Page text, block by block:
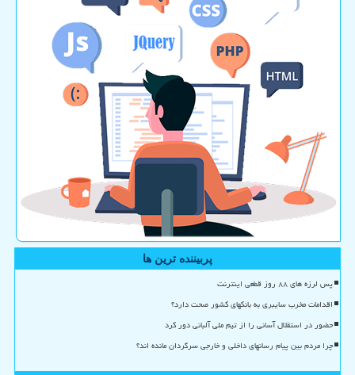
پربیننده ترین ها
پس لرزه های ۸۸ روز قطعی اینترنت
اقدامات مخرب سایبری به بانکهای کشور صحت دارد؟
حضور در استقلال آسانی را از تیم ملی آلبانی دور کرد
چرا مردم بین پیام رسانهای داخلی و خارجی سرگردان مانده اند؟